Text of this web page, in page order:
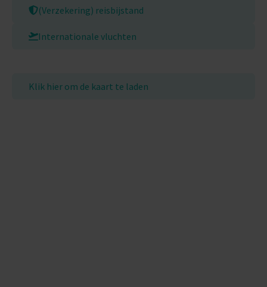
(Verzekering) reisbijstand
Internationale vluchten
Klik hier om de kaart te laden